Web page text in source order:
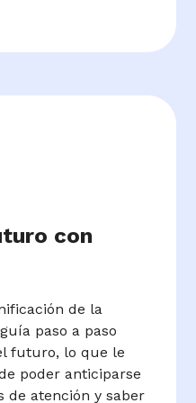
con
de la
paso a paso
futuro, lo que le
poder anticiparse
de atención y saber